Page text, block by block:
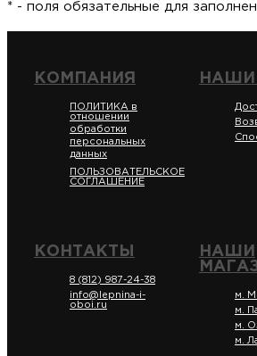
* - поля обязательные для
КОМПАНИЯ
ПОЛИТИКА в
отношении
обработки
персональных
данных
ПОЛЬЗОВАТЕЛЬСКОЕ
СОГЛАШЕНИЕ
НАШИ
КОНТАКТЫ
8 (812) 987-24-38
info@lepnina-i-
oboi.ru
НАШИ
м.
м.
м.
м.